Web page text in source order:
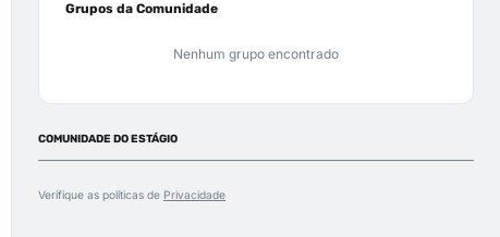
Grupos da Comunidade
Nenhum grupo encontrado
COMUNIDADE DO ESTÁGIO
Verifique as políticas de Privacidade